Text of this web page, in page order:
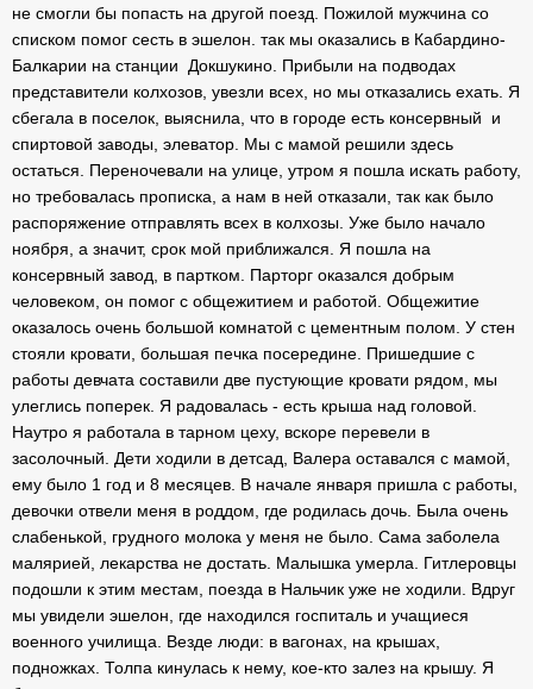
не смогли бы попасть на другой поезд. Пожилой мужчина со
списком помог сесть в эшелон. так мы оказались в Кабардино-
Балкарии на станции Докшукино. Прибыли на подводах
представители колхозов, увезли всех, но мы отказались ехать. Я
сбегала в поселок, выяснила, что в городе есть консервный и
спиртовой заводы, элеватор. Мы с мамой решили здесь
остаться. Переночевали на улице, утром я пошла искать работу,
но требовалась прописка, а нам в ней отказали, так как было
распоряжение отправлять всех в колхозы. Уже было начало
ноября, а значит, срок мой приближался. Я пошла на
консервный завод, в партком. Парторг оказался добрым
человеком, он помог с общежитием и работой. Общежитие
оказалось очень большой комнатой с цементным полом. У стен
стояли кровати, большая печка посередине. Пришедшие с
работы девчата составили две пустующие кровати рядом, мы
улеглись поперек. Я радовалась - есть крыша над головой.
Наутро я работала в тарном цеху, вскоре перевели в
засолочный. Дети ходили в детсад, Валера оставался с мамой,
ему было 1 год и 8 месяцев. В начале января пришла с работы,
девочки отвели меня в роддом, где родилась дочь. Была очень
слабенькой, грудного молока у меня не было. Сама заболела
малярией, лекарства не достать. Малышка умерла. Гитлеровцы
подошли к этим местам, поезда в Нальчик уже не ходили. Вдруг
мы увидели эшелон, где находился госпиталь и учащиеся
военного училища. Везде люди: в вагонах, на крышах,
подножках. Толпа кинулась к нему, кое-кто залез на крышу. Я